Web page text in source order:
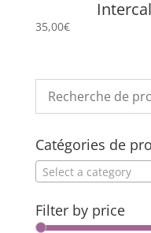
35,00€
Catégories de
Select a category
Filter by price